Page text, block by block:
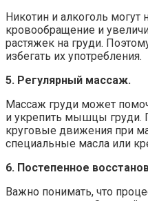
Никотин и алкоголь могут
кровообращение и
растяжек на груди.
избегать их употребления.
5. Регулярный массаж.
Массаж груди может
и укрепить мышцы груди.
круговые движения при
специальные масла или
6. Постепенное
Важно понимать, что